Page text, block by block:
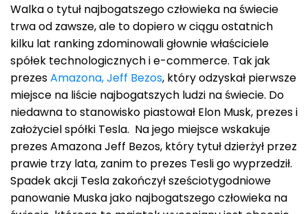
Walka o tytuł najbogatszego człowieka na świecie
trwa od zawsze, ale to dopiero w ciągu ostatnich
kilku lat ranking zdominowali głownie właściciele
spółek technologicznych i e-commerce. Tak jak
prezesAmazona, Jeff Bezos, który odzyskał pierwsze
miejsce na liście najbogatszych ludzi na świecie. Do
niedawna to stanowisko piastował Elon Musk, prezes i
założyciel spółki Tesla. Na jego miejsce wskakuje
prezes Amazona Jeff Bezos, który tytuł dzierżył przez
prawie trzy lata, zanim to prezes Tesli go wyprzedził.
Spadek akcji Tesla zakończył sześciotygodniowe
panowanie Muska jako najbogatszego człowieka na